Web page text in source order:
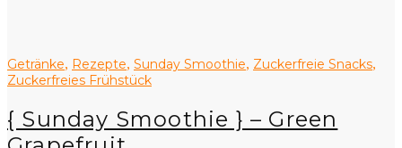
Getränke, Rezepte, Sunday Smoothie, Zuckerfreie Snacks,
Zuckerfreies Frühstück
{ Sunday Smoothie } – Green